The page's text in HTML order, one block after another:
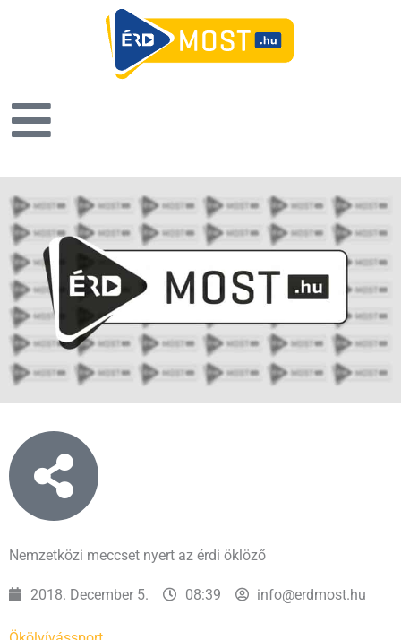
Nemzetközi meccset nyert az érdi öklöző
2018. December 5. 08:39 info@erdmost.hu